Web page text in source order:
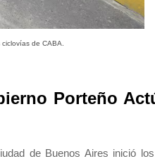
de CABA.
Porteño
de Buenos Aires inició